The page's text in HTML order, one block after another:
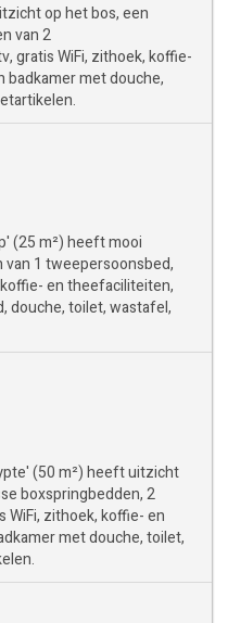
op het bos, een
van 2
gratis WiFi, zithoek, koffie-
met douche,
(25 m²) heeft mooi
1 tweepersoonsbed,
en theefaciliteiten,
douche, toilet, wastafel,
(50 m²) heeft uitzicht
boxspringbedden, 2
zithoek, koffie- en
met douche, toilet,